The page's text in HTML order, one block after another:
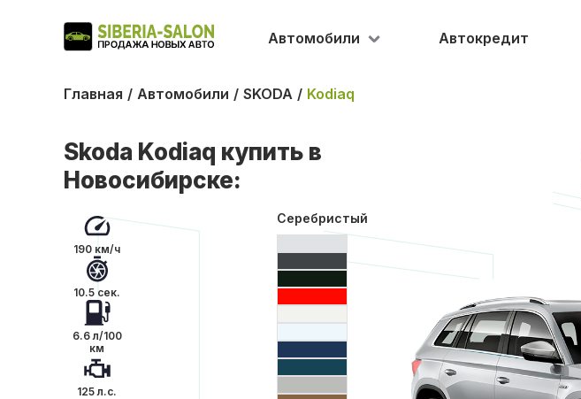
Автомобили Автокредит
Главная Автомобили SKODA Kodiaq
Skoda Kodiaq купить в
Новосибирске:
190 км/ч
10.5 сек.
6.6 л/100
км
125 л.с.
Серебристый